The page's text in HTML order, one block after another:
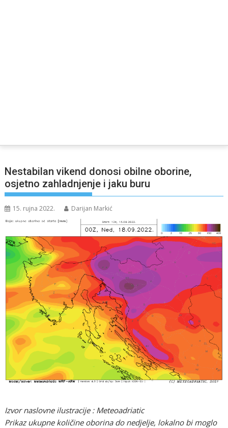
Nestabilan vikend donosi obilne oborine,
osjetno zahladnjenje i jaku buru
15. rujna 2022. Darijan Markić
Izvor naslovne ilustracije : Meteoadriatic
Prikaz ukupne količine oborina do nedjelje, lokalno bi moglo